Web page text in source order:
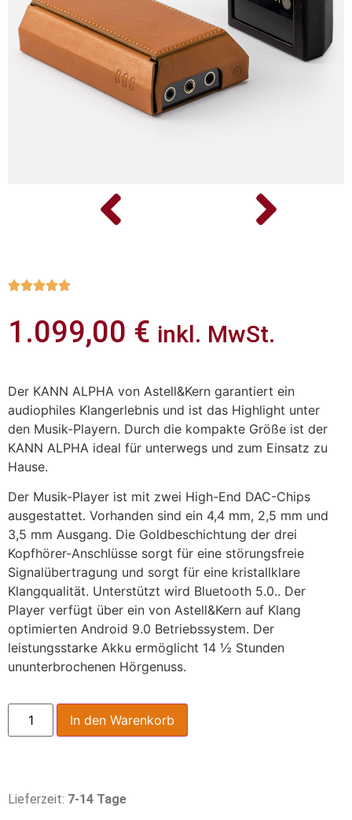

1.099,00 € inkl. MwSt.
Der KANN ALPHA von Astell&Kern garantiert ein
audiophiles Klangerlebnis und ist das Highlight unter
den Musik-Playern. Durch die kompakte Größe ist der
KANN ALPHA ideal für unterwegs und zum Einsatz zu
Hause.
Der Musik-Player ist mit zwei High-End DAC-Chips
ausgestattet. Vorhanden sind ein 4,4 mm, 2,5 mm und
3,5 mm Ausgang. Die Goldbeschichtung der drei
Kopfhörer-Anschlüsse sorgt für eine störungsfreie
Signalübertragung und sorgt für eine kristallklare
Klangqualität. Unterstützt wird Bluetooth 5.0.. Der
Player verfügt über ein von Astell&Kern auf Klang
optimierten Android 9.0 Betriebssystem. Der
leistungsstarke Akku ermöglicht 14 ½ Stunden
ununterbrochenen Hörgenuss.
In den Warenkorb
Lieferzeit: 7-14 Tage